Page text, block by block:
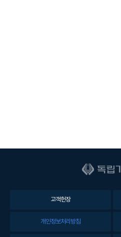
고객헌장
개인정보처리방침